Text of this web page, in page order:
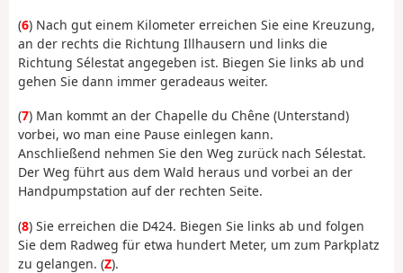
(6) Nach gut einem Kilometer erreichen Sie eine Kreuzung,
an der rechts die Richtung Illhausern und links die
Richtung Sélestat angegeben ist. Biegen Sie links ab und
gehen Sie dann immer geradeaus weiter.
(7) Man kommt an der Chapelle du Chêne (Unterstand)
vorbei, wo man eine Pause einlegen kann.
Anschließend nehmen Sie den Weg zurück nach Sélestat.
Der Weg führt aus dem Wald heraus und vorbei an der
Handpumpstation auf der rechten Seite.
(8) Sie erreichen die D424. Biegen Sie links ab und folgen
Sie dem Radweg für etwa hundert Meter, um zum Parkplatz
zu gelangen. (Z).